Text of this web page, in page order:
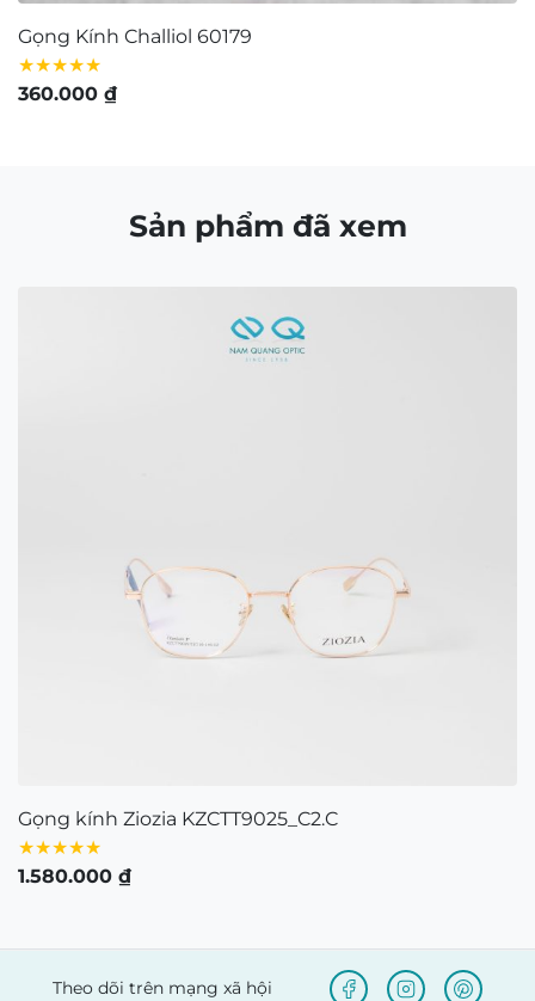
Gọng Kính Challiol 60179
★★★★★
360.000 ₫
Sản phẩm đã xem
Gọng kính Ziozia KZCTT9025_C2.C
★★★★★
1.580.000 ₫
Theo dõi trên mạng xã hội